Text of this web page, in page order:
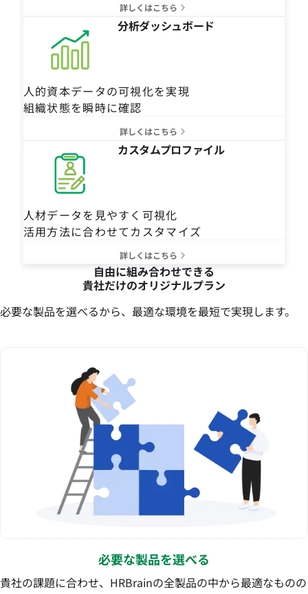
詳しくはこちら
分析ダッシュボード
人的資本データの可視化を実現
組織状態を瞬時に確認
詳しくはこちら
カスタムプロファイル
人材データを見やすく可視化
活用方法に合わせてカスタマイズ
詳しくはこちら
自由に組み合わせできる
貴社だけのオリジナルプラン
必要な製品を選べるから、最適な環境を最短で実現します。
必要な製品を選べる
貴社の課題に合わせ、HRBrainの全製品の中から最適なものの